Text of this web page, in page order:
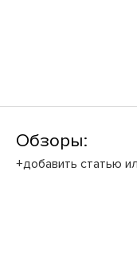
Обзоры:
+добавить статью